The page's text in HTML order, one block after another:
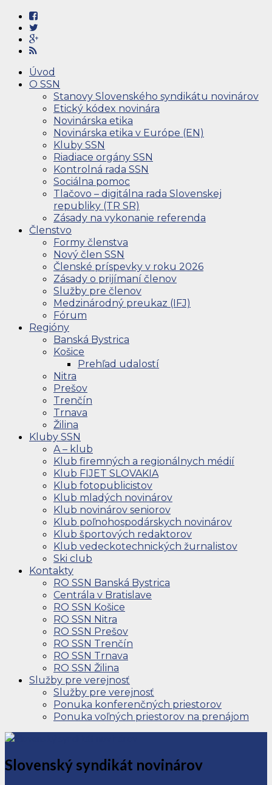
Úvod
O SSN
Stanovy Slovenského syndikátu novinárov
Etický kódex novinára
Novinárska etika
Novinárska etika v Európe (EN)
Kluby SSN
Riadiace orgány SSN
Kontrolná rada SSN
Sociálna pomoc
Tlačovo – digitálna rada Slovenskej
republiky (TR SR)
Zásady na vykonanie referenda
Členstvo
Formy členstva
Nový člen SSN
Členské príspevky v roku 2026
Zásady o prijímaní členov
Služby pre členov
Medzinárodný preukaz (IFJ)
Fórum
Regióny
Banská Bystrica
Košice
Prehľad udalostí
Nitra
Prešov
Trenčín
Trnava
Žilina
Kluby SSN
A – klub
Klub firemných a regionálnych médií
Klub FIJET SLOVAKIA
Klub fotopublicistov
Klub mladých novinárov
Klub novinárov seniorov
Klub poľnohospodárskych novinárov
Klub športových redaktorov
Klub vedeckotechnických žurnalistov
Ski club
Kontakty
RO SSN Banská Bystrica
Centrála v Bratislave
RO SSN Košice
RO SSN Nitra
RO SSN Prešov
RO SSN Trenčín
RO SSN Trnava
RO SSN Žilina
Služby pre verejnosť
Služby pre verejnosť
Ponuka konferenčných priestorov
Ponuka voľných priestorov na prenájom
Slovenský syndikát novinárov